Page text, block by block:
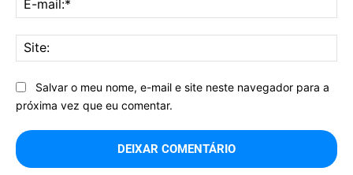
Salvar o meu nome, e-mail e site neste navegador para a
próxima vez que eu comentar.